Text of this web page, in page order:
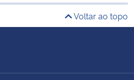
Voltar ao topo